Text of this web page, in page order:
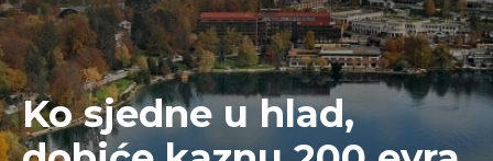
Ko sjedne u hlad,